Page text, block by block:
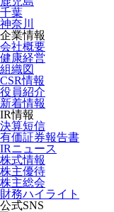
千葉
神奈川
企業情報
会社概要
健康経営
組織図
CSR情報
役員紹介
新着情報
IR情報
決算短信
有価証券報告書
IRニュース
株式情報
株主優待
株主総会
財務ハイライト
公式SNS